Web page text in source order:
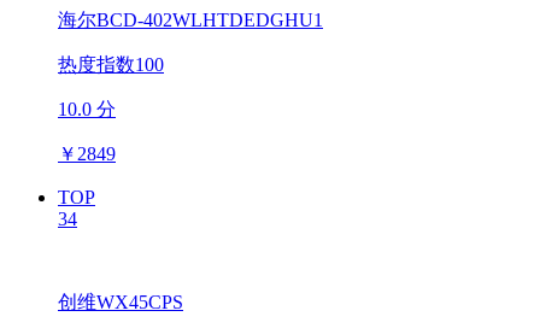
海尔BCD-402WLHTDEDGHU1
热度指数100
10.0 分
￥ 2849
TOP
34
创维WX45CPS